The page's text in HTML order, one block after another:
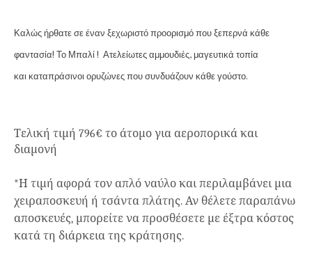
Καλώς ήρθατε σε έναν ξεχωριστό προορισμό που ξεπερνά κάθε
φαντασία! Το Μπαλί ! Ατελείωτες αμμουδιές, μαγευτικά τοπία
και καταπράσινοι ορυζώνες που συνδυάζουν κάθε γούστο.
Τελική τιμή 796€ το άτομο για αεροπορικά και
διαμονή
*Η τιμή αφορά τον απλό ναύλο και περιλαμβάνει μια
χειραποσκευή ή τσάντα πλάτης. Αν θέλετε παραπάνω
αποσκευές, μπορείτε να προσθέσετε με έξτρα κόστος
κατά τη διάρκεια της κράτησης.